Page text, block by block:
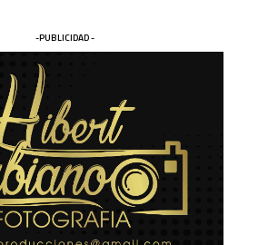
-PUBLICIDAD -